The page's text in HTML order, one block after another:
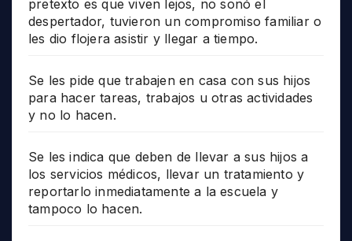
pretexto es que viven lejos, no sonó el
despertador, tuvieron un compromiso familiar o
les dio flojera asistir y llegar a tiempo.
Se les pide que trabajen en casa con sus hijos
para hacer tareas, trabajos u otras actividades
y no lo hacen.
Se les indica que deben de llevar a sus hijos a
los servicios médicos, llevar un tratamiento y
reportarlo inmediatamente a la escuela y
tampoco lo hacen.